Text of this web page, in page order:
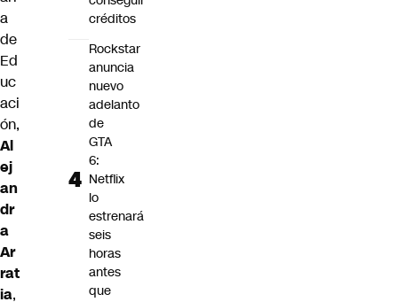
a
de
Ed
uc
aci
ón,
Al
ej
an
dr
a
Ar
rat
ia,
créditos
Rockstar
anuncia
nuevo
adelanto
de
GTA
6:
Netflix
lo
estrenará
seis
horas
antes
que